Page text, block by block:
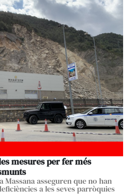
mesures per fer més
Massana asseguren que no han
a les seves parròquies